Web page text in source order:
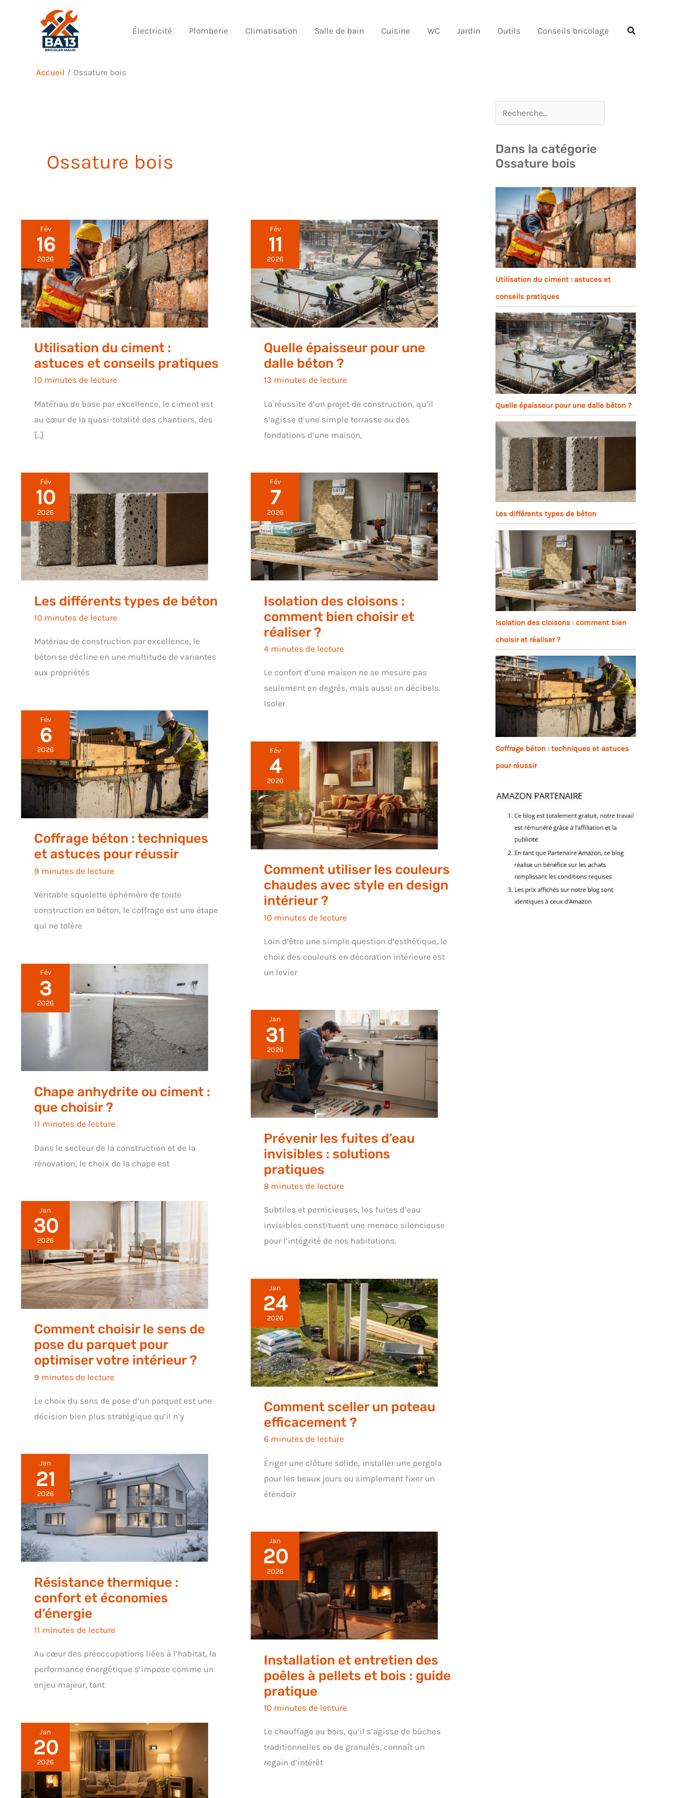
Électricité Plomberie Climatisation Salle de bain Cuisine WC Jardin Outils Conseils bricolage Rechercher
Accueil Ossature bois
Ossature bois
Fév
16
2026
Utilisation du ciment :
astuces et conseils pratiques
10 minutes de lecture
Matériau de base par excellence, le ciment est
au cœur de la quasi-totalité des chantiers, des
[…]
Fév
11
2026
Quelle épaisseur pour une
dalle béton ?
13 minutes de lecture
La réussite d’un projet de construction, qu’il
s’agisse d’une simple terrasse ou des
fondations d’une maison,
Fév
10
2026
Les différents types de béton
10 minutes de lecture
Matériau de construction par excellence, le
béton se décline en une multitude de variantes
aux propriétés
Fév
7
2026
Isolation des cloisons :
comment bien choisir et
réaliser ?
4 minutes de lecture
Le confort d’une maison ne se mesure pas
seulement en degrés, mais aussi en décibels.
Isoler
Fév
6
2026
Coffrage béton : techniques
et astuces pour réussir
9 minutes de lecture
Véritable squelette éphémère de toute
construction en béton, le coffrage est une étape
qui ne tolère
Fév
4
2026
Comment utiliser les couleurs
chaudes avec style en design
intérieur ?
10 minutes de lecture
Loin d’être une simple question d’esthétique, le
choix des couleurs en décoration intérieure est
un levier
Fév
3
2026
Chape anhydrite ou ciment :
que choisir ?
11 minutes de lecture
Dans le secteur de la construction et de la
rénovation, le choix de la chape est
Jan
31
2026
Prévenir les fuites d’eau
invisibles : solutions
pratiques
8 minutes de lecture
Subtiles et pernicieuses, les fuites d’eau
invisibles constituent une menace silencieuse
pour l’intégrité de nos habitations.
Jan
30
2026
Comment choisir le sens de
pose du parquet pour
optimiser votre intérieur ?
9 minutes de lecture
Le choix du sens de pose d’un parquet est une
décision bien plus stratégique qu’il n’y
Jan
24
2026
Comment sceller un poteau
efficacement ?
6 minutes de lecture
Ériger une clôture solide, installer une pergola
pour les beaux jours ou simplement fixer un
étendoir
Jan
21
2026
Résistance thermique :
confort et économies
d’énergie
11 minutes de lecture
Au cœur des préoccupations liées à l’habitat, la
performance énergétique s’impose comme un
enjeu majeur, tant
Jan
20
2026
Installation et entretien des
poêles à pellets et bois : guide
pratique
10 minutes de lecture
Le chauffage au bois, qu’il s’agisse de bûches
traditionnelles ou de granulés, connaît un
regain d’intérêt
Jan
20
2026
Dans la catégorie
Ossature bois
Utilisation du ciment : astuces et
conseils pratiques
Quelle épaisseur pour une dalle béton ?
Les différents types de béton
Isolation des cloisons : comment bien
choisir et réaliser ?
Coffrage béton : techniques et astuces
pour réussir